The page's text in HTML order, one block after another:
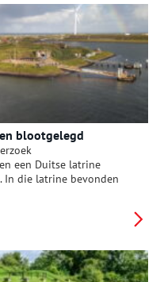
blootgelegd
een Duitse latrine
In die latrine bevonden
konden doen.